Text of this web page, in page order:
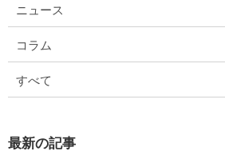
ニュース
コラム
すべて
最新の記事